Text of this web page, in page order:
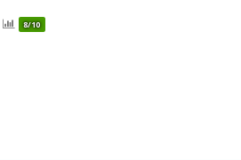
8/10